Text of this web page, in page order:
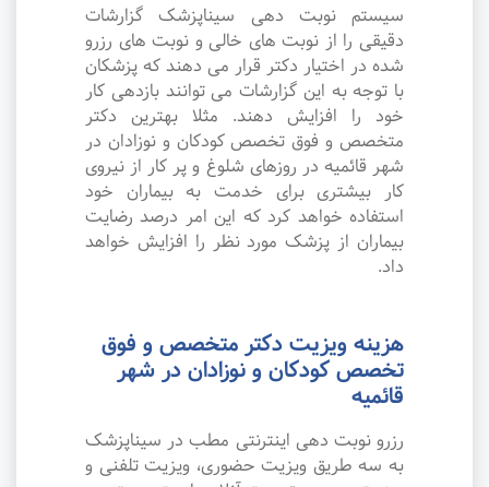
سیستم نوبت دهی سیناپزشک گزارشات
دقیقی را از نوبت های خالی و نوبت های رزرو
شده در اختیار دکتر قرار می دهند که پزشکان
با توجه به این گزارشات می توانند بازدهی کار
خود را افزایش دهند. مثلا بهترین دکتر
متخصص و فوق تخصص کودکان و نوزادان در
شهر قائمیه در روزهای شلوغ و پر کار از نیروی
کار بیشتری برای خدمت به بیماران خود
استفاده خواهد کرد که این امر درصد رضایت
بیماران از پزشک مورد نظر را افزایش خواهد
داد.
هزینه ویزیت دکتر متخصص و فوق
تخصص کودکان و نوزادان در شهر
قائمیه
رزرو نوبت دهی اینترنتی مطب در سیناپزشک
به سه طریق ویزیت حضوری، ویزیت تلفنی و